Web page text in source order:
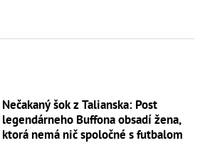
Nečakaný šok z Talianska: Post
legendárneho Buffona obsadí žena,
ktorá nemá nič spoločné s futbalom